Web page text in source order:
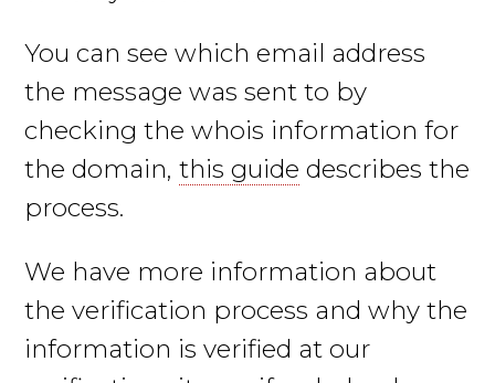
You can see which email address
the message was sent to by
checking the whois information for
the domain,this guide describes the
process.
We have more information about
the verification process and why the
information is verified at our